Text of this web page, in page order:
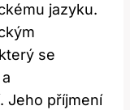
jazyku.
se
Jeho příjmení